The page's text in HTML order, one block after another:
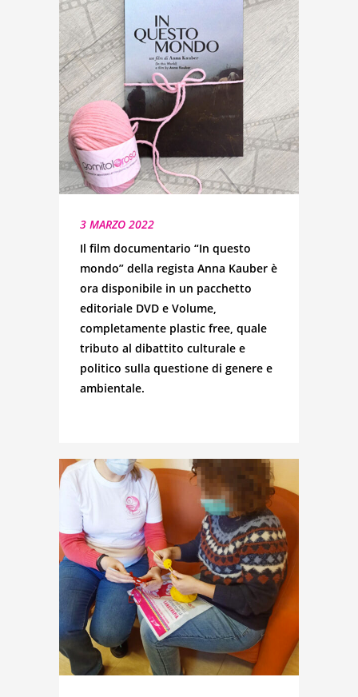
3 MARZO 2022
Il film documentario “In questo
mondo” della regista Anna Kauber è
ora disponibile in un pacchetto
editoriale DVD e Volume,
completamente plastic free, quale
tributo al dibattito culturale e
politico sulla questione di genere e
ambientale.